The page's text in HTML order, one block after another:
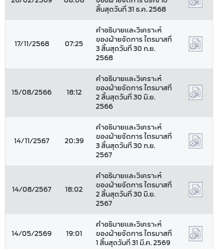
สิ้นสุดวันที่ 31 ธ.ค. 2568
17/11/2568 07:25
คำอธิบายและวิเคราะห์
ของฝ่ายจัดการ ไตรมาสที่
3 สิ้นสุดวันที่ 30 ก.ย.
2568
15/08/2566 18:12
คำอธิบายและวิเคราะห์
ของฝ่ายจัดการ ไตรมาสที่
2 สิ้นสุดวันที่ 30 มิ.ย.
2566
14/11/2567 20:39
คำอธิบายและวิเคราะห์
ของฝ่ายจัดการ ไตรมาสที่
3 สิ้นสุดวันที่ 30 ก.ย.
2567
14/08/2567 18:02
คำอธิบายและวิเคราะห์
ของฝ่ายจัดการ ไตรมาสที่
2 สิ้นสุดวันที่ 30 มิ.ย.
2567
14/05/2569 19:01
คำอธิบายและวิเคราะห์
ของฝ่ายจัดการ ไตรมาสที่
1 สิ้นสุดวันที่ 31 มี.ค. 2569